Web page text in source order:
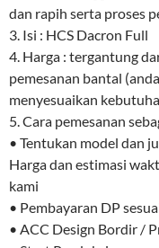
dan rapih serta proses
3. Isi : HCS Dacron Full
4. Harga : tergantung
pemesanan bantal
menyesuaikan
5. Cara pemesanan
• Tentukan model dan
Harga dan estimasi
kami
• Pembayaran DP
• ACC Design Bordir /